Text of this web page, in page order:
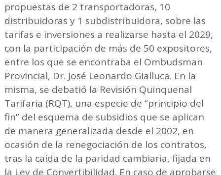
propuestas de 2 transportadoras, 10
distribuidoras y 1 subdistribuidora, sobre las
tarifas e inversiones a realizarse hasta el 2029,
con la participación de más de 50 expositores,
entre los que se encontraba el Ombudsman
Provincial, Dr. José Leonardo Gialluca. En la
misma, se debatió la Revisión Quinquenal
Tarifaria (RQT), una especie de “principio del
fin” del esquema de subsidios que se aplican
de manera generalizada desde el 2002, en
ocasión de la renegociación de los contratos,
tras la caída de la paridad cambiaria, fijada en
la Ley de Convertibilidad. En caso de aprobarse